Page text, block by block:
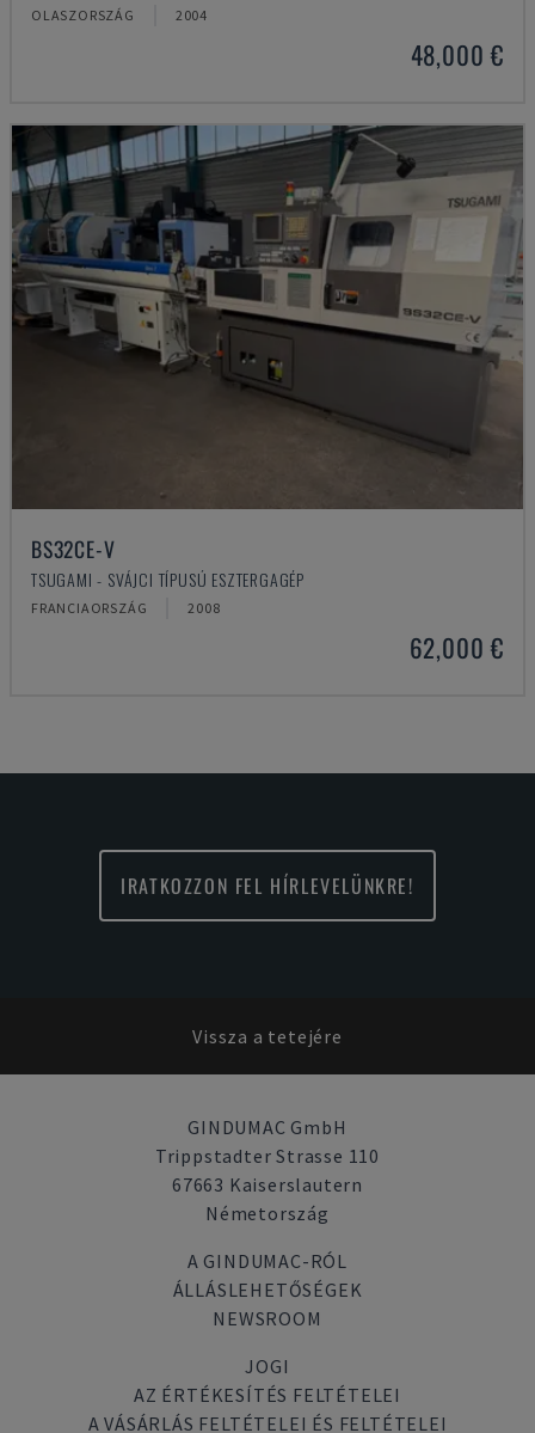
OLASZORSZÁG 2004
48,000 €
BS32CE-V
TSUGAMI - SVÁJCI TÍPUSÚ ESZTERGAGÉP
FRANCIAORSZÁG 2008
62,000 €
IRATKOZZON FEL HÍRLEVELÜNKRE!
Vissza a tetejére
GINDUMAC GmbH
Trippstadter Strasse 110
67663 Kaiserslautern
Németország
A GINDUMAC-RÓL
ÁLLÁSLEHETŐSÉGEK
NEWSROOM
JOGI
AZ ÉRTÉKESÍTÉS FELTÉTELEI
A VÁSÁRLÁS FELTÉTELEI ÉS FELTÉTELEI